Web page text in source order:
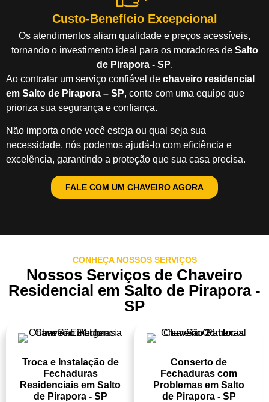
Custo-Benefício Excepcional
Os atendimentos aliam qualidade e preços acessíveis,
tornando o investimento ideal para os moradores de Salto
de Pirapora - SP.
Ao contratar um serviço confiável de chaveiro residencial
em Salto de Pirapora – SP, conte com uma equipe que
prioriza sua segurança e confiança.
Não importa onde você esteja ou qual seja sua
necessidade, nós podemos ajudá-lo com eficiência e
excelência, garantindo a proteção que sua casa precisa.
FALE COM UM CHAVEIRO AGORA
CONHEÇA NOSSOS SERVIÇOS
Nossos Serviços de Chaveiro
Residencial em Salto de Pirapora -
SP
Troca e Instalação de
Fechaduras
Residenciais em Salto
de Pirapora - SP
Conserto de
Fechaduras com
Problemas em Salto
de Pirapora - SP